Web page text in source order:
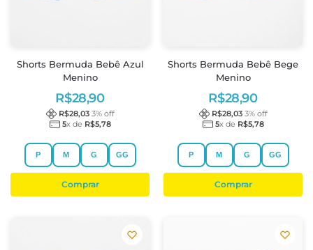
Shorts Bermuda Bebê Azul
Menino
R$28,90
R$28,03 3% off
5x de R$5,78
P M G GG
Comprar
Shorts Bermuda Bebê Bege
Menino
R$28,90
R$28,03 3% off
5x de R$5,78
P M G GG
Comprar